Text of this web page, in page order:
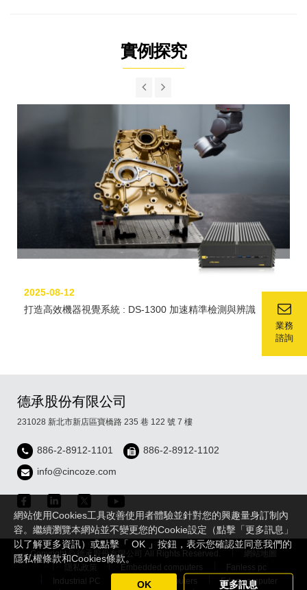
網站使用Cookies工具改善使用者體驗並針對您的興趣量身訂制內
容。繼續瀏覽本網站並不變更您的Cookie設定（點擊「更多訊息」
以了解更多資訊）或點擊「 OK 」按鈕，表示您確認並同意我們的
隱私權條款和Cookies條款。
更多訊息
OK
業務
諮詢
實例探究
2025-08-12
打造高效機器視覺系統 : DS-1300 加速精準檢測與辨識
德承股份有限公司
231028 新北市新店區寶橋路 235 巷 122 號 7 樓
886-2-8912-1101
886-2-8912-1102
info@cincoze.com
Copyright © 德承股份有限公司 All Rights Reserved.
網站地圖
隱私政策
Embedded computers
Fanless pc
Industrial PC
Rugged Computers
Edge computer